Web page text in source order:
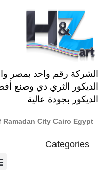
الشركة رقم واحد بمصر
الديكور الثري دي وصنع
الديكور بجودة عالية
Ramadan City Cairo Egypt
Categories